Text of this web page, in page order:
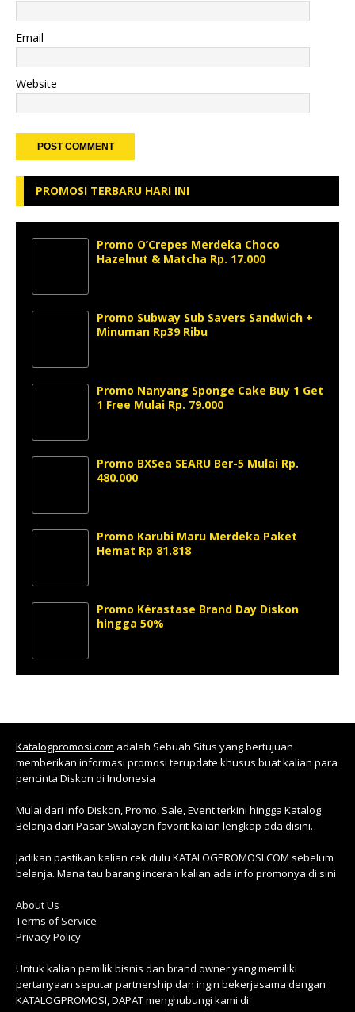
Email
Website
PROMOSI TERBARU HARI INI
Promo O’Crepes Merdeka Choco
Hazelnut & Matcha Rp. 17.000
Promo Subway Sub Savers Sandwich +
Minuman Rp39 Ribu
Promo Nanyang Sponge Cake Buy 1 Get
1 Free Mulai Rp. 79.000
Promo BXSea SEARU Ber-5 Mulai Rp.
480.000
Promo Karubi Maru Merdeka Paket
Hemat Rp 81.818
Promo Kérastase Brand Day Diskon
hingga 50%
Katalogpromosi.com adalah Sebuah Situs yang bertujuan
memberikan informasi promosi terupdate khusus buat kalian para
pencinta Diskon di Indonesia
Mulai dari Info Diskon, Promo, Sale, Event terkini hingga Katalog
Belanja dari Pasar Swalayan favorit kalian lengkap ada disini.
Jadikan pastikan kalian cek dulu KATALOGPROMOSI.COM sebelum
belanja. Mana tau barang inceran kalian ada info promonya di sini
About Us
Terms of Service
Privacy Policy
Untuk kalian pemilik bisnis dan brand owner yang memiliki
pertanyaan seputar partnership dan ingin bekerjasama dengan
KATALOGPROMOSI, DAPAT menghubungi kami di